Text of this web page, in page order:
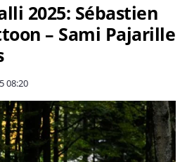
2025: Sébastien
– Sami Pajarille
08:20